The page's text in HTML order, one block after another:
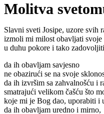
Molitva
Slavni sveti Josipe, uzore svih
izmoli mi milost obavljati svoje
u duhu pokore i tako
da ih obavljam savjesno
ne obazirući se na svoje
da ih izvršim sa zahvalnošću i
smatrajući velikom čašću što
koje mi je Bog dao, uporabiti i
da ih obavljam uredno i mirno,